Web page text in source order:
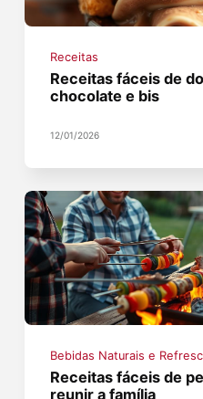
Receitas
Receitas fáceis de
chocolate e bis
12/01/2026
Bebidas Naturais e
Receitas fáceis de
reunir a família